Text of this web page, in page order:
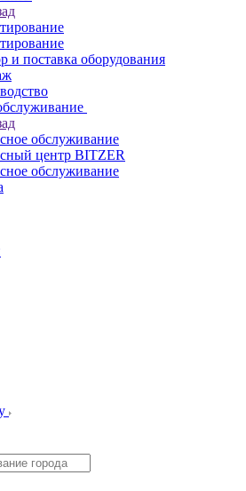
и поставка оборудования
обслуживание
центр BITZER
обслуживание